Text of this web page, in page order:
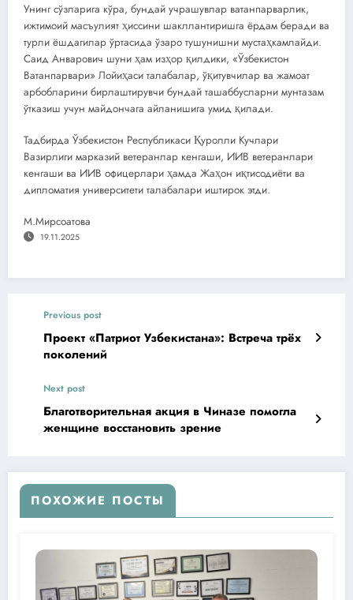
Унинг сўзларига кўра, бундай учрашувлар ватанпарварлик,
ижтимоий масъулият ҳиссини шакллантиришга ёрдам беради ва
турли ёшдагилар ўртасида ўзаро тушунишни мустаҳкамлайди.
Саид Анварович шуни ҳам изҳор қилдики, «Ўзбекистон
Ватанпарвари» Лойиҳаси талабалар, ўқитувчилар ва жамоат
арбобларини бирлаштирувчи бундай ташаббусларни мунтазам
ўтказиш учун майдончага айланишига умид қилади.
Тадбирда Ўзбекистон Республикаси Қуролли Кучлари
Вазирлиги марказий ветеранлар кенгаши, ИИВ ветеранлари
кенгаши ва ИИВ офицерлари ҳамда Жаҳон иқтисодиёти ва
дипломатия университети талабалари иштирок этди.
М.Мирсоатова
19.11.2025
Previous post
Проект «Патриот Узбекистана»: Встреча трёх
поколений
Next post
Благотворительная акция в Чиназе помогла
женщине восстановить зрение
ПОХОЖИЕ ПОСТЫ